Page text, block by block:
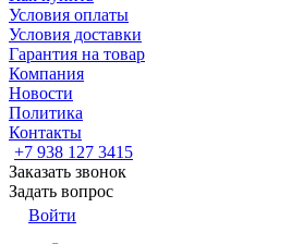
Условия оплаты
Условия доставки
Гарантия на товар
Компания
Новости
Политика
Контакты
+7 938 127 3415
Заказать звонок
Задать вопрос
Войти